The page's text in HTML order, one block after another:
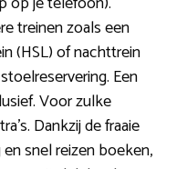
treinen zoals een
(HSL) of nachttrein
Een
Voor zulke
Dankzij de fraaie
snel reizen boeken,